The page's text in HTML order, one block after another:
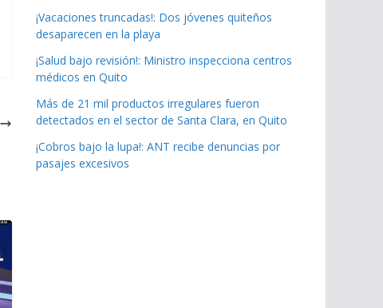
¡Vacaciones truncadas!: Dos jóvenes quiteños
desaparecen en la playa
¡Salud bajo revisión!: Ministro inspecciona centros
médicos en Quito
Más de 21 mil productos irregulares fueron
detectados en el sector de Santa Clara, en Quito
¡Cobros bajo la lupa!: ANT recibe denuncias por
pasajes excesivos